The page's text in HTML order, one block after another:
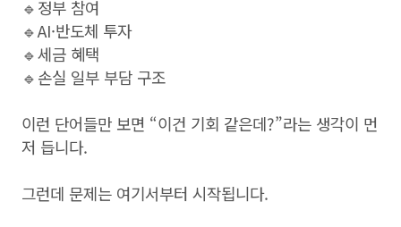
🔹정부 참여
🔹AI·반도체 투자
🔹세금 혜택
🔹손실 일부 부담 구조
이런 단어들만 보면 “이건 기회 같은데?”라는 생각이 먼
저 듭니다.
그런데 문제는 여기서부터 시작됩니다.